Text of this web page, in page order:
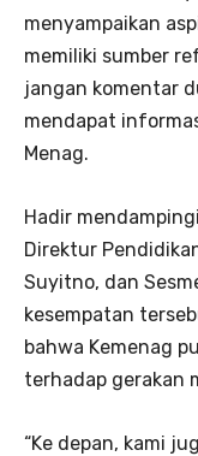
menyampaikan
memiliki sumber
jangan komentar
mendapat
Menag.
Hadir
Direktur
Suyitno, dan
kesempatan
bahwa Kemenag
terhadap gerakan
“Ke depan, kami